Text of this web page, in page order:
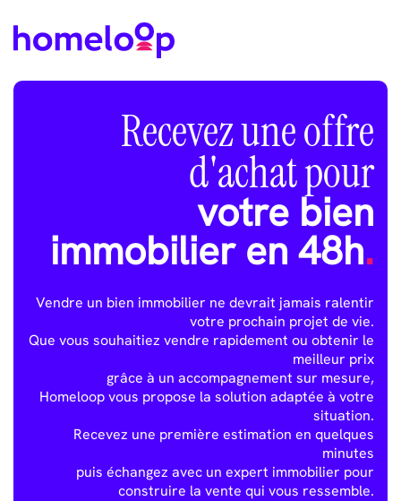
Recevez une offre
d'achat pour
votre bien
immobilier en 48h.
Vendre un bien immobilier ne devrait jamais ralentir
votre prochain projet de vie.
Que vous souhaitiez vendre rapidement ou obtenir le
meilleur prix
grâce à un accompagnement sur mesure,
Homeloop vous propose la solution adaptée à votre
situation.
Recevez une première estimation en quelques
minutes
puis échangez avec un expert immobilier pour
construire la vente qui vous ressemble.